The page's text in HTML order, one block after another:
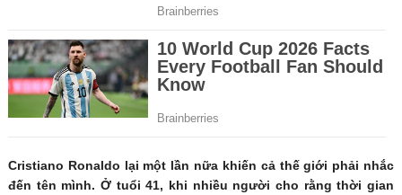
Cristiano Ronaldo lại một lần nữa khiến cả thế giới phải nhắc
đến tên mình. Ở tuổi 41, khi nhiều người cho rằng thời gian